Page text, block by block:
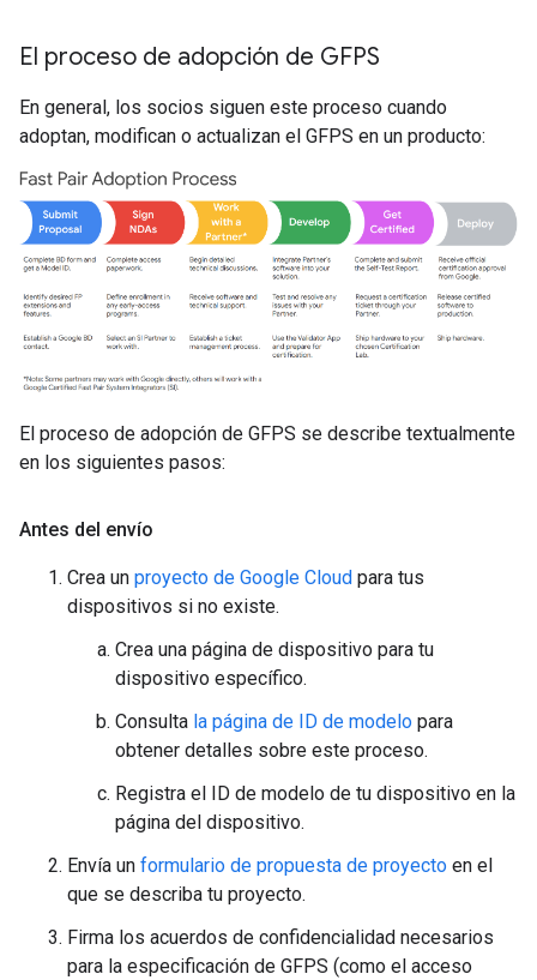
El proceso de adopción de GFPS
En general, los socios siguen este proceso cuando
adoptan, modifican o actualizan el GFPS en un producto:
El proceso de adopción de GFPS se describe textualmente
en los siguientes pasos:
Antes del envío
Crea un proyecto de Google Cloud para tus
dispositivos si no existe.
Crea una página de dispositivo para tu
dispositivo específico.
Consulta la página de ID de modelo para
obtener detalles sobre este proceso.
Registra el ID de modelo de tu dispositivo en la
página del dispositivo.
Envía un formulario de propuesta de proyecto en el
que se describa tu proyecto.
Firma los acuerdos de confidencialidad necesarios
para la especificación de GFPS (como el acceso